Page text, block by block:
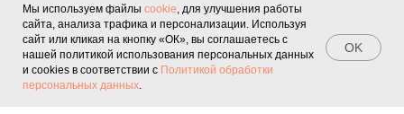
Home Catalog
Мы используем файлы cookie, для улучшения работы
сайта, анализа трафика и персонализации. Используя
сайт или кликая на кнопку «ОК», вы соглашаетесь с
нашей политикой использования персональных данных
и cookies в соответствии с Политикой обработки
персональных данных.
OK
Отзывы
Клиентская поддержка
Мебель
Окна ПВХ
Окна ПВХ на заказ